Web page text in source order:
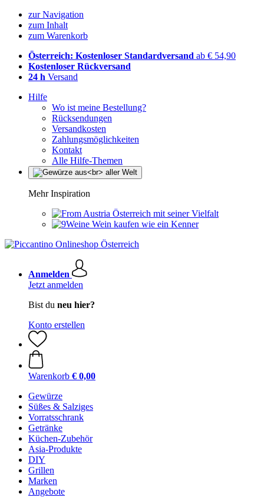
zur Navigation
zum Inhalt
zum Warenkorb
Österreich: Kostenloser Standardversand ab € 54,90
Kostenloser Rückversand
24 h Versand
Hilfe
Wo ist meine Bestellung?
Rücksendungen
Versandkosten
Zahlungsmöglichkeiten
Kontakt
Alle Hilfe-Themen
Mehr Inspiration
Österreich mit seiner Vielfalt
Wein kaufen wie ein Kenner
Anmelden
Jetzt anmelden
Bist du neu hier?
Konto erstellen
Warenkorb € 0,00
Gewürze
Süßes & Salziges
Vorratsschrank
Getränke
Küchen-Zubehör
Asia-Produkte
DIY
Grillen
Marken
Angebote